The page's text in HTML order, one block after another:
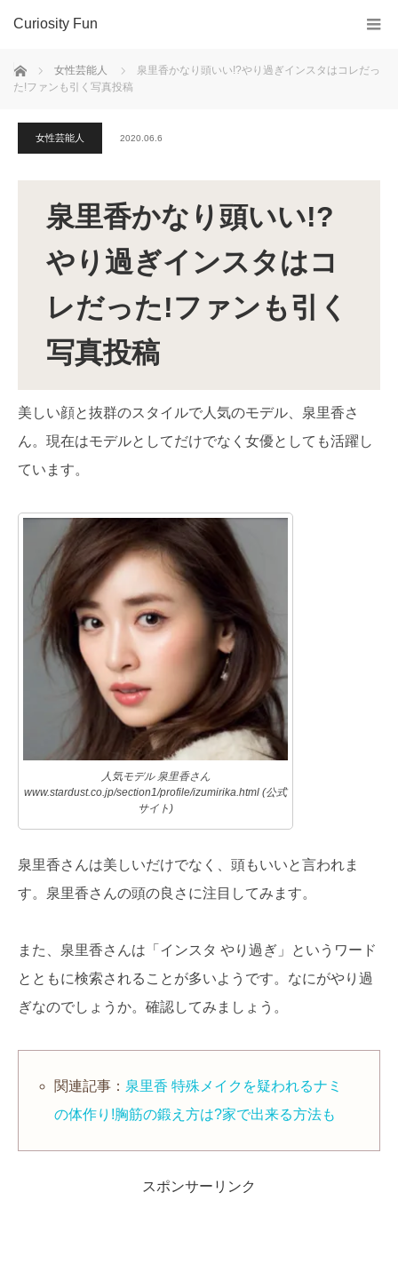
Curiosity Fun
ホーム 女性芸能人
泉里香かなり頭いい!?やり過ぎインスタはコレだっ
た!ファンも引く写真投稿
女性芸能人 2020.06.6
泉里香かなり頭いい!?
やり過ぎインスタはコ
レだった!ファンも引く
写真投稿
美しい顔と抜群のスタイルで人気のモデル、泉里香さ
ん。現在はモデルとしてだけでなく女優としても活躍し
ています。
人気モデル 泉里香さん
www.stardust.co.jp/section1/profile/izumirika.html (公式
サイト)
泉里香さんは美しいだけでなく、頭もいいと言われま
す。泉里香さんの頭の良さに注目してみます。
また、泉里香さんは「インスタ やり過ぎ」というワード
とともに検索されることが多いようです。なにがやり過
ぎなのでしょうか。確認してみましょう。
関連記事： 泉里香 特殊メイクを疑われるナミ
の体作り!胸筋の鍛え方は?家で出来る方法も
スポンサーリンク